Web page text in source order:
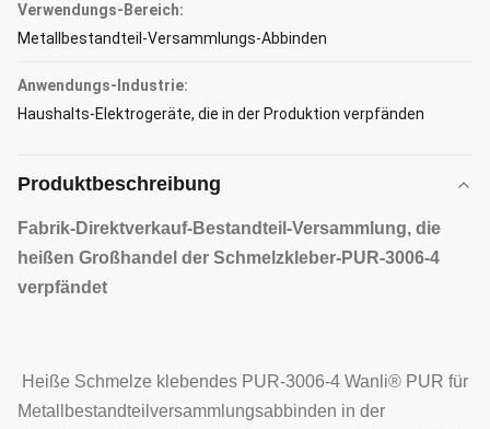
Verwendungs-Bereich:
Metallbestandteil-Versammlungs-Abbinden
Anwendungs-Industrie:
Haushalts-Elektrogeräte, die in der Produktion verpfänden
Produktbeschreibung
Fabrik-Direktverkauf-Bestandteil-Versammlung, die
heißen Großhandel der Schmelzkleber-PUR-3006-4
verpfändet
Heiße Schmelze klebendes PUR-3006-4 Wanli® PUR für
Metallbestandteilversammlungsabbinden in der